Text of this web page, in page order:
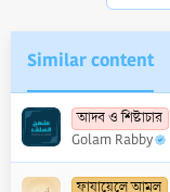
Similar content
আদব ও শিষ্টাচার
Golam Rabby
ফাযায়েলে আমল